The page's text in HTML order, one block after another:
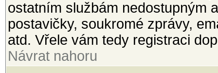
ostatním službám nedostupným
postavičky, soukromé zprávy,
atd. Vřele vám tedy registraci
Návrat nahoru